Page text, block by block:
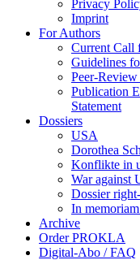
Privacy
Imprint
For Authors
Current Call
Guidelines
Peer-Review
Publication
Statement
Dossiers
USA
Dorothea
Konflikte in
War against
Dossier
In
Archive
Order PROKLA
Digital-Abo / FAQ